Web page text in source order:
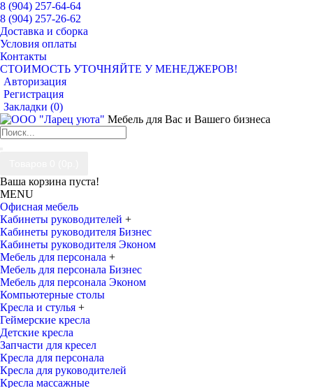
8 (904) 257-64-64
8 (904) 257-26-62
Доставка и сборка
Условия оплаты
Контакты
СТОИМОСТЬ УТОЧНЯЙТЕ У МЕНЕДЖЕРОВ!
Авторизация
Регистрация
Закладки (0)
Мебель для Вас и Вашего бизнеса
Ваша корзина пуста!
MENU
Офисная мебель
Кабинеты руководителей +
Кабинеты руководителя Бизнес
Кабинеты руководителя Эконом
Мебель для персонала +
Мебель для персонала Бизнес
Мебель для персонала Эконом
Компьютерные столы
Кресла и стулья +
Геймерские кресла
Детские кресла
Запчасти для кресел
Кресла для персонала
Кресла для руководителей
Кресла массажные